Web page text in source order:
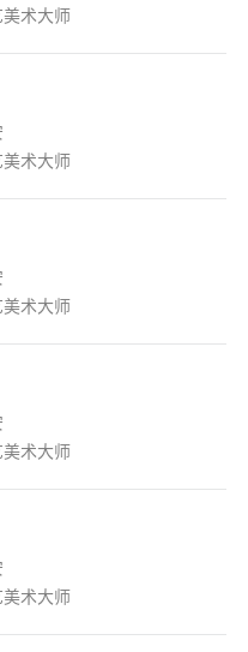
术大师
术大师
术大师
术大师
术大师